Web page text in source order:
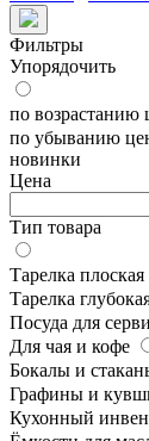
Фильтры
Упорядочить
по возрастанию
по убыванию
новинки
Цена
Тип товара
Тарелка плоская
Тарелка
Посуда для
Для чая и кофе
Бокалы и
Графины и
Кухонный